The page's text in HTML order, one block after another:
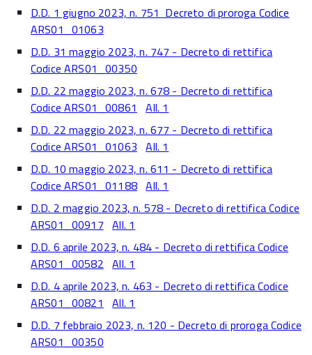
D.D. 1 giugno 2023, n. 751 Decreto di proroga Codice
ARS01_01063
D.D. 31 maggio 2023, n. 747 - Decreto di rettifica
Codice ARS01_00350
D.D. 22 maggio 2023, n. 678 - Decreto di rettifica
Codice ARS01_00861
All. 1
D.D. 22 maggio 2023, n. 677 - Decreto di rettifica
Codice ARS01_01063 All. 1
D.D. 10 maggio 2023, n. 611 - Decreto di rettifica
Codice ARS01_01188 All. 1
D.D. 2 maggio 2023, n. 578 - Decreto di rettifica Codice
ARS01_00917 All. 1
D.D. 6 aprile 2023, n. 484 - Decreto di rettifica Codice
ARS01_00582 All. 1
D.D. 4 aprile 2023, n. 463 - Decreto di rettifica Codice
ARS01_00821
All. 1
D.D. 7 febbraio 2023, n. 120 - Decreto di proroga Codice
ARS01_00350